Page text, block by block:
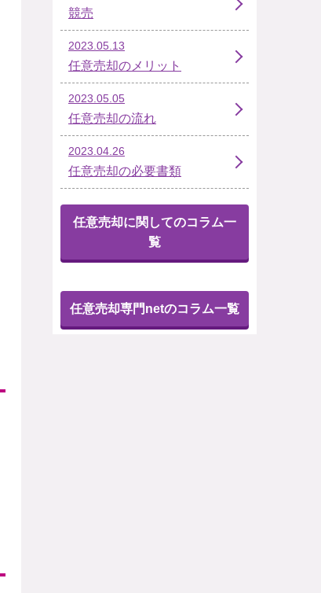
競売
2023.05.13
任意売却のメリット
2023.05.05
任意売却の流れ
2023.04.26
任意売却の必要書類
任意売却に関してのコラム一
覧
任意売却専門netのコラム一覧